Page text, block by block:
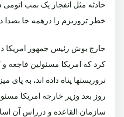
حادثه مثل انفجار یک بمب اتومی
خطر تروریزم را درهمه جا بصدا
جارج بوش رئیس جمهور امریکا
کرد که امریکا مسئولین فاجعه و
تروریستها پناه داده اند، به پای
روز بعد وزیر خارجه امریکا
سازمان القاعده و درراس آن